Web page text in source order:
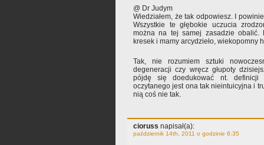
@ Dr Judym
Wiedziałem, że tak odpowiesz. I
Wszystkie te głębokie uczucia
można na tej samej zasadzie obalić.
kresek i mamy arcydzieło, wiekopomny
Tak, nie rozumiem sztuki
degeneracji czy wręcz głupoty
pójdę się doedukować nt.
oczytanego jest ona tak nieintuicyjna i
nią coś nie tak.
cioruss napisał(a):
październik 14th, 2011 o godzinie 6:35